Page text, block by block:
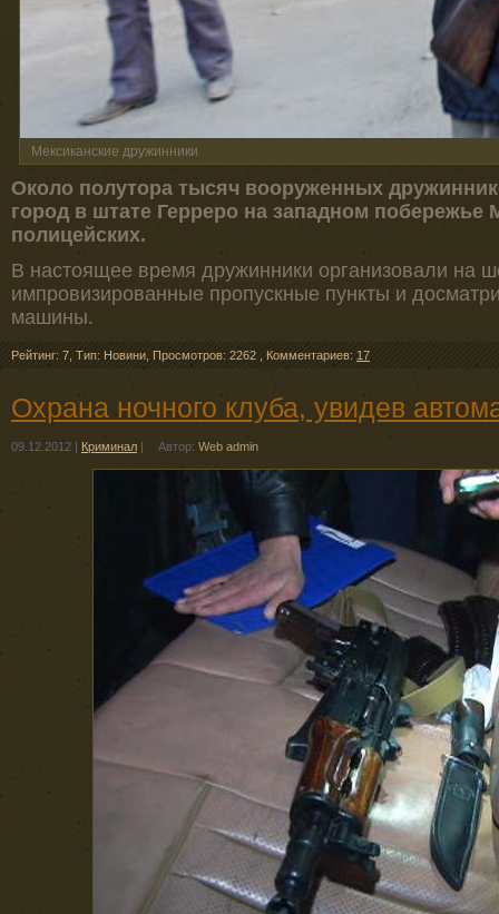
Мексиканские дружинники
Около полутора тысяч вооруженных
город в штате Герреро на западном побережье
полицейских.
В настоящее время дружинники организовали на
импровизированные пропускные пункты и
машины.
Рейтинг: 7 Тип: Новини Просмотров: 2262 Комментариев: 17
Охрана ночного клуба, увидев
09.12.2012 | Криминал | Автор: Web admin